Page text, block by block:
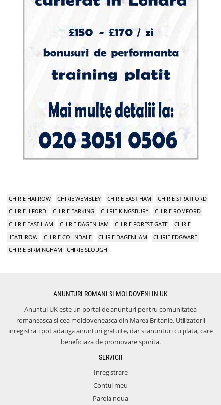
CHIRIE HARROW CHIRIE WEMBLEY CHIRIE EAST HAM
CHIRIE STRATFORD
CHIRIE ILFORD
CHIRIE BARKING CHIRIE KINGSBURY
CHIRIE ROMFORD
CHIRIE EAST HAM
CHIRIE DAGENHAM CHIRIE FOREST GATE
CHIRIE
HEATHROW
CHIRIE COLINDALE CHIRIE DAGENHAM
CHIRIE EDGWARE
CHIRIE BIRMINGHAM
CHIRIE SLOUGH
ANUNTURI ROMANI SI MOLDOVENI IN UK
Anuntul UK este un portal de anunturi pentru comunitatea
romaneasca si cea moldoveneasca din Marea Britanie. Utilizatorii
inregistrati pot adauga anunturi gratuite, dar si anunturi cu plata, care
beneficiaza de promovare sporita.
SERVICII
Inregistrare
Contul meu
Parola noua